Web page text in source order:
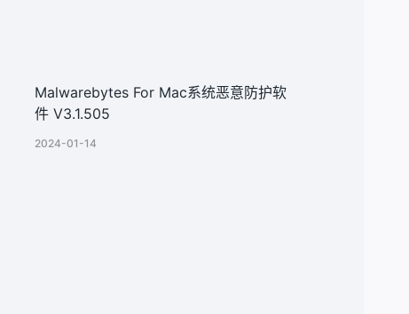
Malwarebytes For Mac系统恶意防护软
件 V3.1.505
2024-01-14